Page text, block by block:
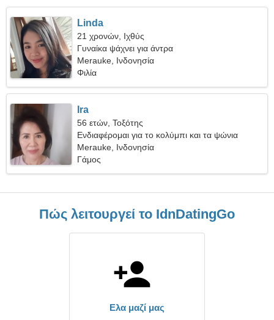
Linda
21 χρονών, Ιχθύς
Γυναίκα ψάχνει για άντρα
Merauke, Ινδονησία
Φιλία
Ira
56 ετών, Τοξότης
Ενδιαφέρομαι για το κολύμπι και τα ψώνια
Merauke, Ινδονησία
Γάμος
Πώς λειτουργεί το IdnDatingGo
Ελα μαζί μας